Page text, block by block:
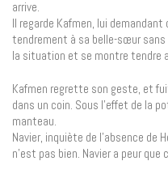
arrive.
Il regarde Kafmen, lui demandant
tendrement à sa belle-sœur
la situation et se montre tendre
Kafmen regrette son geste, et
dans un coin. Sous l’effet de la
manteau.
Navier, inquiète de l’absence de
n’est pas bien. Navier a peur